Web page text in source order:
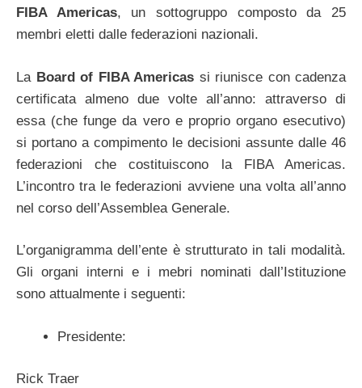
FIBA Americas, un sottogruppo composto da 25
membri eletti dalle federazioni nazionali.
La Board of FIBA Americas si riunisce con cadenza
certificata almeno due volte all’anno: attraverso di
essa (che funge da vero e proprio organo esecutivo)
si portano a compimento le decisioni assunte dalle 46
federazioni che costituiscono la FIBA Americas.
L’incontro tra le federazioni avviene una volta all’anno
nel corso dell’Assemblea Generale.
L’organigramma dell’ente è strutturato in tali modalità.
Gli organi interni e i mebri nominati dall’Istituzione
sono attualmente i seguenti:
Presidente:
Rick Traer